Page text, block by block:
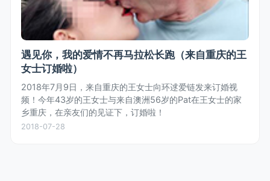
遇见你，我的爱情不再马拉松长跑（来自重庆的王
女士订婚啦）
2018年7月9日，来自重庆的王女士向环逑爱链发来订婚视
频！今年43岁的王女士与来自澳洲56岁的Pat在王女士的家
乡重庆，在亲友们的见证下，订婚啦！
2018-07-28